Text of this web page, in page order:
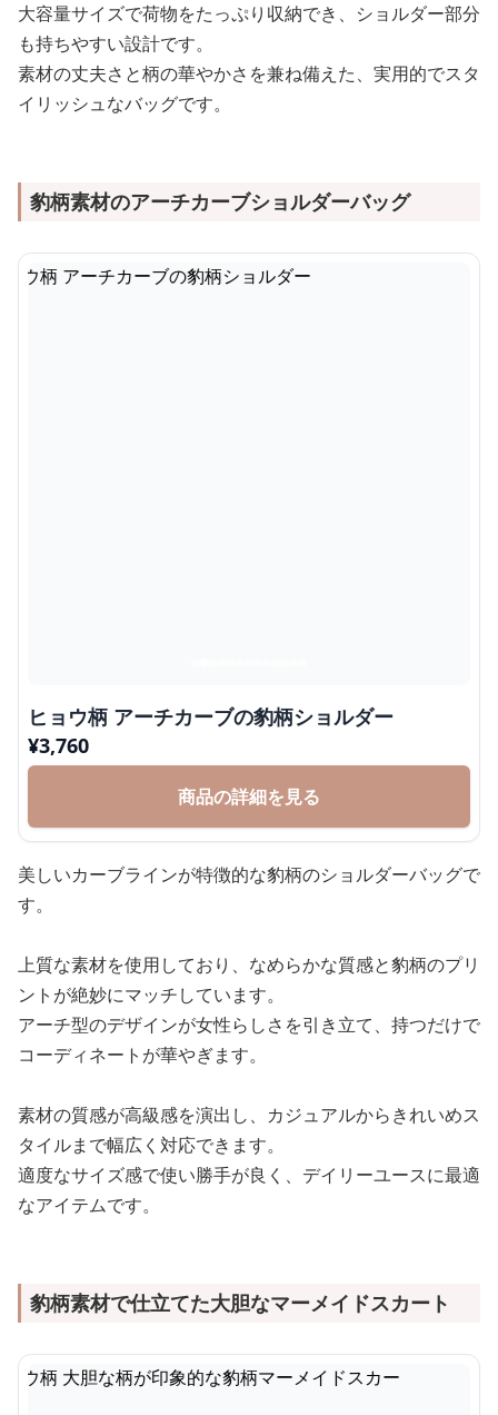
大容量サイズで荷物をたっぷり収納でき、ショルダー部分
も持ちやすい設計です。
素材の丈夫さと柄の華やかさを兼ね備えた、実用的でスタ
イリッシュなバッグです。
豹柄素材のアーチカーブショルダーバッグ
ヒョウ柄 アーチカーブの豹柄ショルダー
¥3,760
商品の詳細を見る
美しいカーブラインが特徴的な豹柄のショルダーバッグで
す。
上質な素材を使用しており、なめらかな質感と豹柄のプリ
ントが絶妙にマッチしています。
アーチ型のデザインが女性らしさを引き立て、持つだけで
コーディネートが華やぎます。
素材の質感が高級感を演出し、カジュアルからきれいめス
タイルまで幅広く対応できます。
適度なサイズ感で使い勝手が良く、デイリーユースに最適
なアイテムです。
豹柄素材で仕立てた大胆なマーメイドスカート